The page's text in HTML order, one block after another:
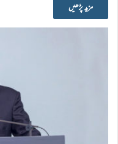
مزید پڑھیں